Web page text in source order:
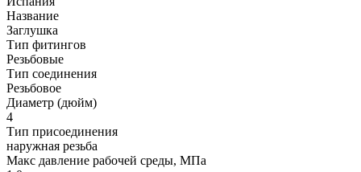
Название
Заглушка
Тип фитингов
Резьбовые
Тип соединения
Резьбовое
Диаметр (дюйм)
4
Тип присоединения
наружная резьба
Макс давление рабочей среды, МПа